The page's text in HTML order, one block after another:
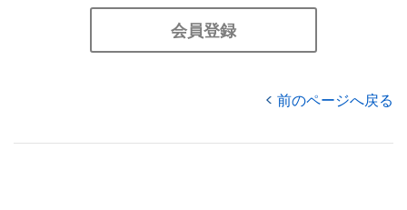
会員登録
前のページへ戻る